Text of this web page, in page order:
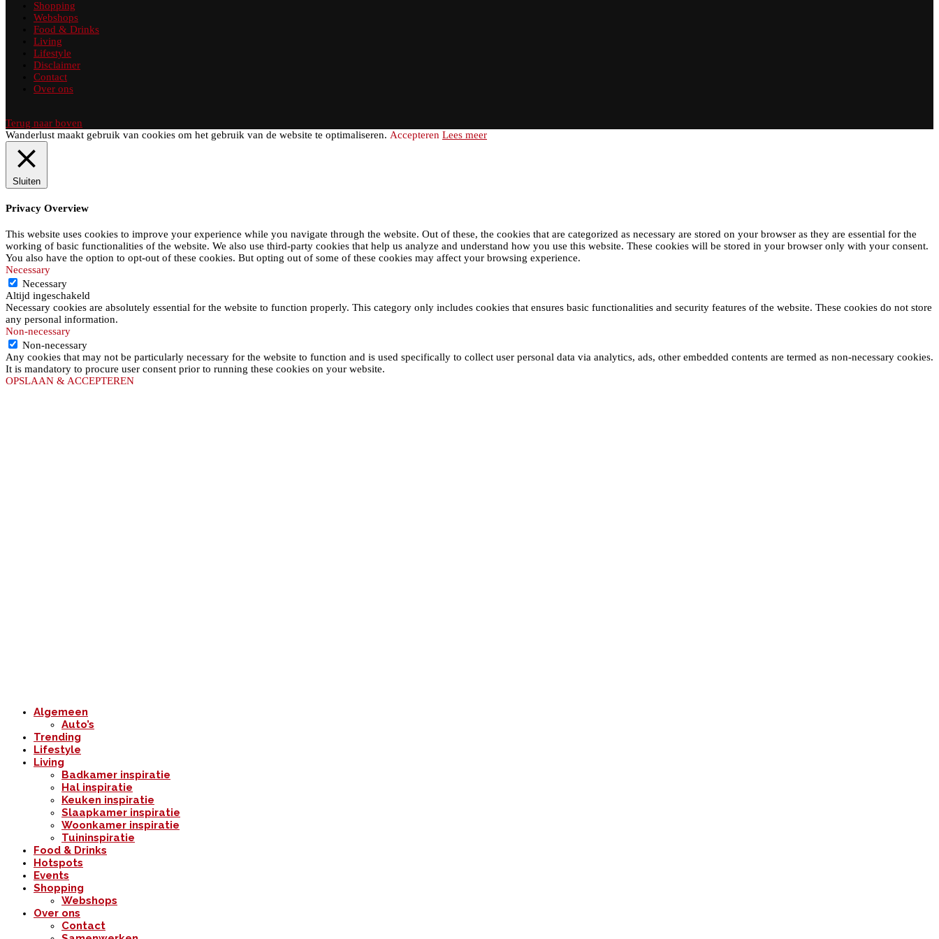
Shopping
Webshops
Food & Drinks
Living
Lifestyle
Disclaimer
Contact
Over ons
Terug naar boven
Wanderlust maakt gebruik van cookies om het gebruik van de website te optimaliseren. Accepteren Lees meer
Sluiten
Privacy Overview
This website uses cookies to improve your experience while you navigate through the website. Out of these, the cookies that are categorized as necessary are stored on your browser as they are essential for the
working of basic functionalities of the website. We also use third-party cookies that help us analyze and understand how you use this website. These cookies will be stored in your browser only with your consent.
You also have the option to opt-out of these cookies. But opting out of some of these cookies may affect your browsing experience.
Necessary
Necessary
Altijd ingeschakeld
Necessary cookies are absolutely essential for the website to function properly. This category only includes cookies that ensures basic functionalities and security features of the website. These cookies do not store
any personal information.
Non-necessary
Non-necessary
Any cookies that may not be particularly necessary for the website to function and is used specifically to collect user personal data via analytics, ads, other embedded contents are termed as non-necessary cookies.
It is mandatory to procure user consent prior to running these cookies on your website.
OPSLAAN & ACCEPTEREN
Algemeen
Auto’s
Trending
Lifestyle
Living
Badkamer inspiratie
Hal inspiratie
Keuken inspiratie
Slaapkamer inspiratie
Woonkamer inspiratie
Tuininspiratie
Food & Drinks
Hotspots
Events
Shopping
Webshops
Over ons
Contact